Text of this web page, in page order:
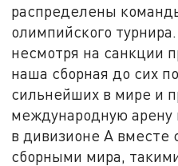
распределены
олимпийского
несмотря на санкции
наша сборная до сих
сильнейших в мире и
международную арену
в дивизионе А вместе
сборными мира,